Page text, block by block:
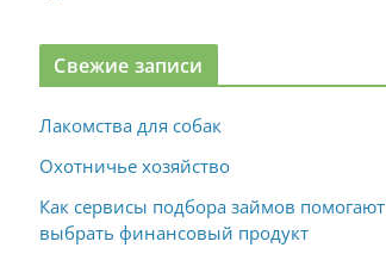
Свежие записи
Лакомства для собак
Охотничье хозяйство
Как сервисы подбора займов помогают
выбрать финансовый продукт